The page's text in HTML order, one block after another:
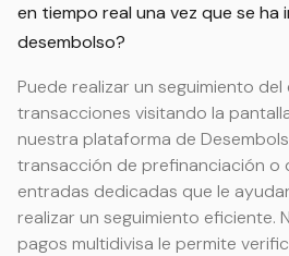
en tiempo real una vez que se ha
desembolso?
Puede realizar un seguimiento
transacciones visitando la
nuestra plataforma de
transacción de prefinanciación o
entradas dedicadas que le
realizar un seguimiento eficiente.
pagos multidivisa le permite